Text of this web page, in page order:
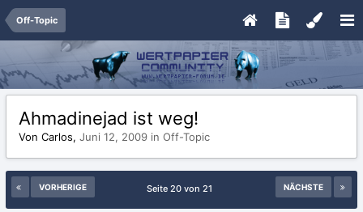
Off-Topic
Ahmadinejad ist weg!
Von Carlos, Juni 12, 2009 in Off-Topic
VORHERIGE NÄCHSTE
Seite 20 von 21